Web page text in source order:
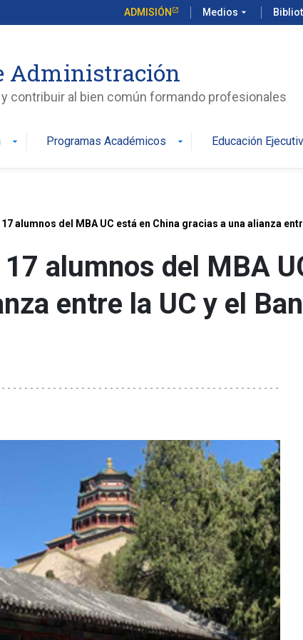
ADMISIÓN Medios arrow_drop_down
Administración
y contribuir al bien común formando profesionales
arrow_drop_down Programas Académicos arrow_drop_down Educación
alumnos del MBA UC está en China gracias a una alianza
alumnos del MBA
entre la UC y el